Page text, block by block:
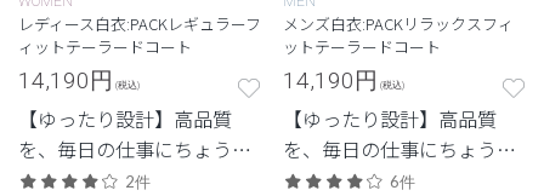
レディース白衣:PACKレギュラーフ
ィットテーラードコート
14,190円 (税込)
【ゆったり設計】高品質
を、毎日の仕事にちょうど
よく。日常使いしやすいプ
2件
メンズ白衣:PACKリラックスフィ
ットテーラードコート
14,190円 (税込)
【ゆったり設計】高品質
を、毎日の仕事にちょうど
よく。日常使いしやすいプ
6件